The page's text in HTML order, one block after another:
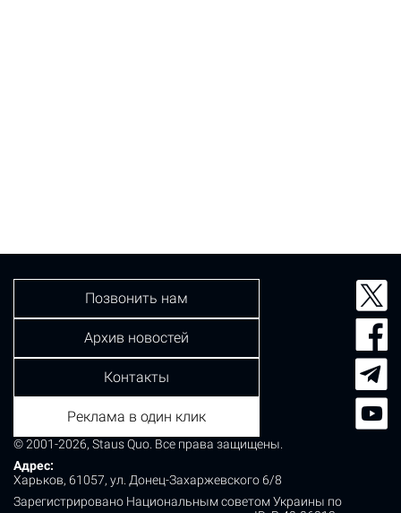
© 2001-2026, Staus Quo. Все права защищены.
Адрес:
Харьков, 61057, ул. Донец-Захаржевского 6/8
Зарегистрировано Национальным советом Украины по
Позвонить нам
Архив новостей
Контакты
Реклама в один клик